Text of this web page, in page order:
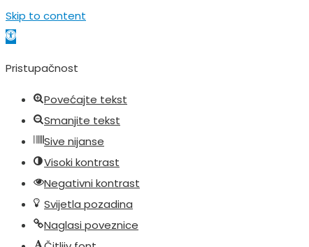
Skip to content
Open toolbar
Pristupačnost
Povećajte tekst
Smanjite tekst
Sive nijanse
Visoki kontrast
Negativni kontrast
Svijetla pozadina
Naglasi poveznice